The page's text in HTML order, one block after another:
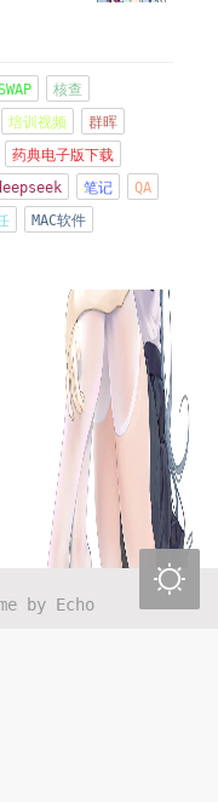
的不好，因为太忙
Release
管线/
核查
培训视频
群晖
药典电子版下载
笔记
QA
MAC软件
by Echo
